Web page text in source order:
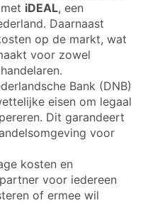
iDEAL, een
Daarnaast
op de markt, wat
voor zowel
Bank (DNB)
eisen om legaal
Dit garandeert
voor
kosten en
voor iedereen
of ermee wil